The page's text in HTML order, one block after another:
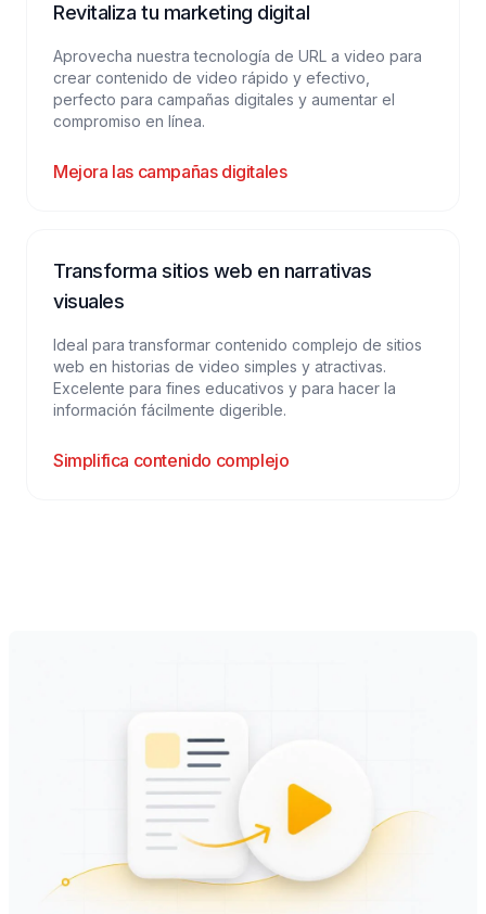
Revitaliza tu marketing digital
Aprovecha nuestra tecnología de URL a video para
crear contenido de video rápido y efectivo,
perfecto para campañas digitales y aumentar el
compromiso en línea.
Mejora las campañas digitales
Transforma sitios web en narrativas
visuales
Ideal para transformar contenido complejo de sitios
web en historias de video simples y atractivas.
Excelente para fines educativos y para hacer la
información fácilmente digerible.
Simplifica contenido complejo